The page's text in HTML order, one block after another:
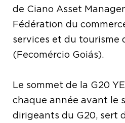
de Ciano Asset
Fédération du
services et du tourisme
(Fecomércio Goiás).
Le sommet de la G20
chaque année avant le
dirigeants du G20, sert